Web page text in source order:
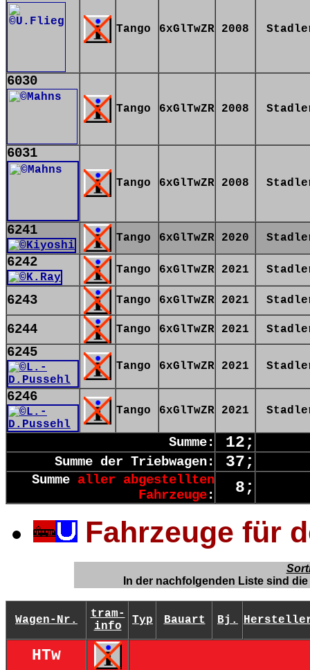
Tango 6xGlTwZR 2008
6030
Tango 6xGlTwZR 2008
6031
Tango 6xGlTwZR 2008
6241 Tango 6xGlTwZR 2020
6242 Tango 6xGlTwZR 2021
6243 Tango 6xGlTwZR 2021
6244 Tango 6xGlTwZR 2021
6245
Tango 6xGlTwZR 2021
6246
Tango 6xGlTwZR 2021
Summe: 12;
Summe der Triebwagen: 37;
Summe aller abgestellten
Fahrzeuge: 8;
Fahrzeuge für
In der nachfolgenden Liste sind
Wagen-Nr.
tram-
info
Typ Bauart Bj.
HTw